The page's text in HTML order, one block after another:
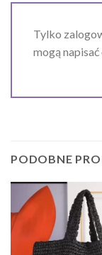
Tylko
mogą napisać
PODOBNE